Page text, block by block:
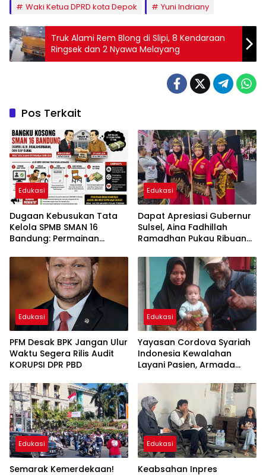
Waki Ketua DPRD kota Depok
Yuni Indriany
Truk Alami Rem Blong di Slipi, 8 Kendaraan
Ringsek dan 2 Nyawa Melayang
Pos Terkait
Edukasi
Dugaan Kebusukan Tata
Kelola SPMB SMAN 16
Bandung: Permainan
Kosong Dipertanyakan
Edukasi
Dapat Apresiasi Gubernur
Sulsel, Aina Fadhillah
Ramadhan Pukau Ribuan
Kemanusiaan 2026
Edukasi
PFM Desak BPK Jangan Ulur
Waktu Segera Rilis Audit
KORUPSI DPR PBD
Edukasi
Yayasan Cordova Syariah
Indonesia Kewalahan
Layani Pasien, Armada
Edukasi
Semarak Kemerdekaan!
Edukasi
Keabsahan Inpres